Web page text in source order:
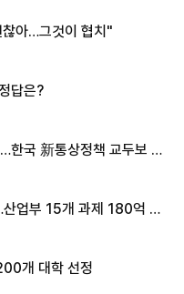
아…그것이 협치"
답은?
한국 新통상정책 교두보 활
업부 15개 과제 180억 지
개 대학 선정